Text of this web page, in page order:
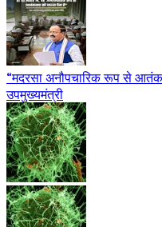
“मदरसा अनौपचारिक रूप से
उपमुख्यमंत्री